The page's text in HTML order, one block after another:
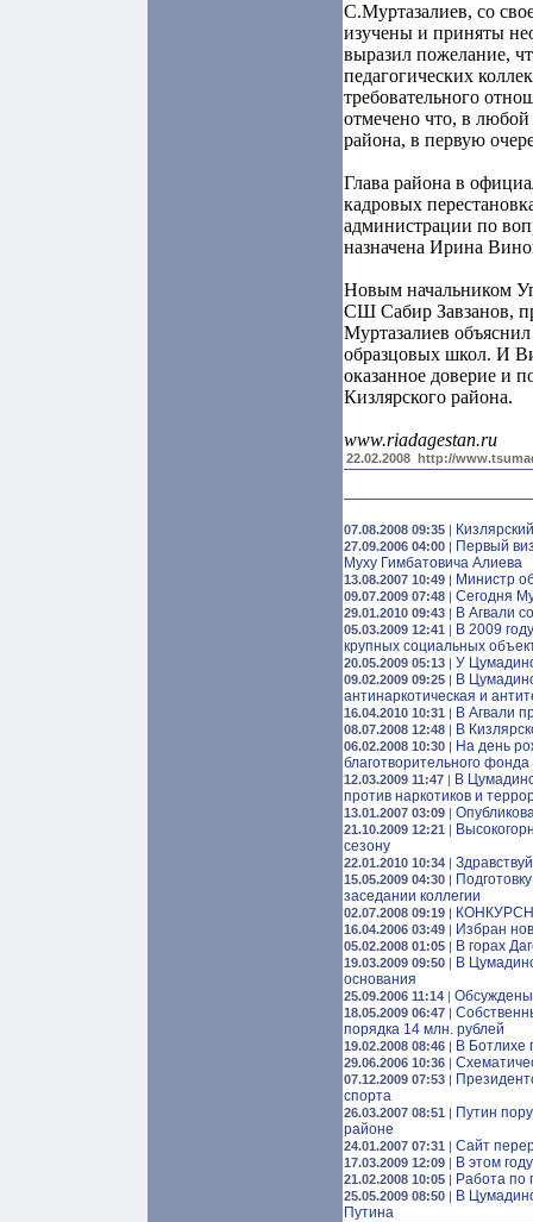
С.Муртазалиев, со
изучены и приняты
выразил пожелание,
педагогических
требовательного
отмечено что, в любой
района, в первую
Глава района в
кадровых
администрации по
назначена Ирина
Новым начальником
СШ Сабир Завзанов,
Муртазалиев
образцовых школ. И
оказанное доверие и
Кизлярского района.
www.riadagestan.ru
22.02.2008 http://
07.08.2008 09:35 |
27.09.2006 04:00 | Первый
Муху Гимбатовича Алиева
13.08.2007 10:49 | Министр
09.07.2009 07:48 | Сегодня
29.01.2010 09:43 | В Агвали
05.03.2009 12:41 | В 2009
крупных социальных
20.05.2009 05:13 | У
09.02.2009 09:25 | В
антинаркотическая и
16.04.2010 10:31 | В Агвали
08.07.2008 12:48 | В
06.02.2008 10:30 | На день
благотворительного
12.03.2009 11:47 | В
против наркотиков и
13.01.2007 03:09 |
21.10.2009 12:21 |
сезону
22.01.2010 10:34 |
15.05.2009 04:30 |
заседании коллегии
02.07.2008 09:19 |
16.04.2006 03:49 | Избран
05.02.2008 01:05 | В горах
19.03.2009 09:50 | В
основания
25.09.2006 11:14 | Обсуждены
18.05.2009 06:47 |
порядка 14 млн. рублей
19.02.2008 08:46 | В Ботлихе
29.06.2006 10:36 |
07.12.2009 07:53 |
спорта
26.03.2007 08:51 | Путин
районе
24.01.2007 07:31 | Сайт
17.03.2009 12:09 | В этом
21.02.2008 10:05 | Работа по
25.05.2009 08:50 | В
Путина